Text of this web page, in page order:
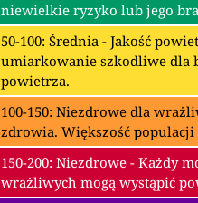
niewielkie ryzyko lub jego
50-100: Średnia - Jakość
umiarkowanie szkodliwe dla
powietrza.
100-150: Niezdrowe dla
zdrowia. Większość
150-200: Niezdrowe - Każdy
wrażliwych mogą wystąpić